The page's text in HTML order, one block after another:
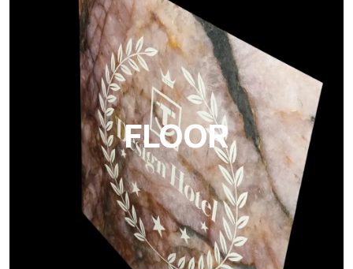
Project
Ultralight Project ist eine 3 mm starke Aluminium-
Verbundplatte
FLOOR